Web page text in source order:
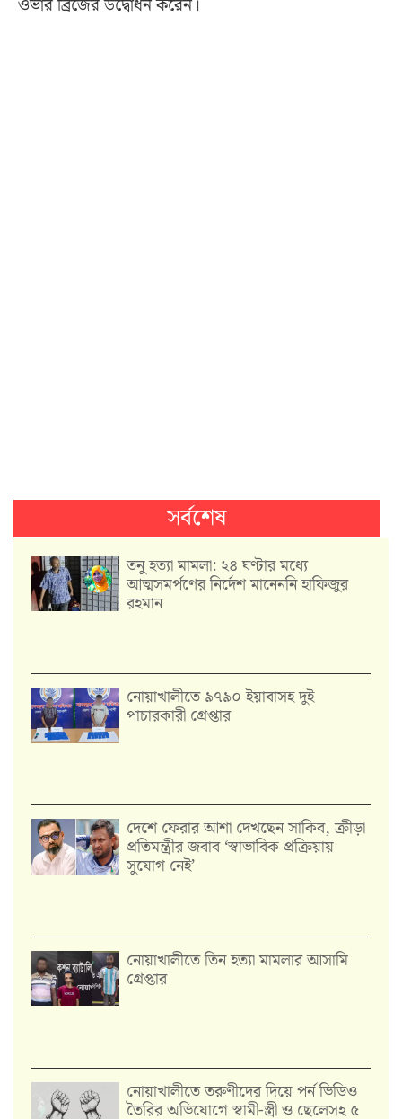
ওভার ব্রিজের উদ্বোধন করেন।
সর্বশেষ
তনু হত্যা মামলা: ২৪ ঘণ্টার মধ্যে
আত্মসমর্পণের নির্দেশ মানেননি হাফিজুর
রহমান
নোয়াখালীতে ৯৭৯০ ইয়াবাসহ দুই
পাচারকারী গ্রেপ্তার
দেশে ফেরার আশা দেখছেন সাকিব, ক্রীড়া
প্রতিমন্ত্রীর জবাব ‘স্বাভাবিক প্রক্রিয়ায়
সুযোগ নেই’
নোয়াখালীতে তিন হত্যা মামলার আসামি
গ্রেপ্তার
নোয়াখালীতে তরুণীদের দিয়ে পর্ন ভিডিও
তৈরির অভিযোগে স্বামী-স্ত্রী ও ছেলেসহ ৫